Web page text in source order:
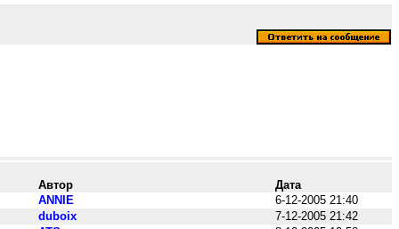
Автор
Дата
ANNIE
6-12-2005 21:40
duboix
7-12-2005 21:42